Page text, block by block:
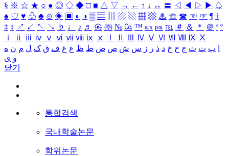
§ ※ ☆ ★ ○ ● ◎ ◇ ◆ □ ■ △ ▽ → ← ↑ ↓ ↔ 〓 ◁ ◀ ▷ ▶ ♤
♠ ♡ ♥ ♧ ♣ ⊙ ◈ ▣ ◐ ◑ ▒ ▤ ▨ ▧ ▦ ▩ ♨ ☏ ☎ ☜ ☞ ¶ †
‡ ↕ ↗ ↙ ↖ ↘ ♭ ♩ ♪ ♬ ㉿ ㈜ № ㏇ ™ ㏂ ㏘ ℡ ＃ ＆ ＊ ＠ ª º
ⅰ
ⅱ ⅲ ⅳ ⅴ ⅵ ⅶ ⅷ ⅸ ⅹ Ⅳ Ⅴ Ⅵ Ⅶ Ⅷ Ⅸ Ⅹ
ب ت ث ج ح خ د ذ ر ز س ش ص ض ط ظ ع غ ف ق ک ل م ن ه
و ی
닫기
통합검색
국내학술논문
학위논문